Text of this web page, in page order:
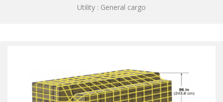
Utility : General cargo